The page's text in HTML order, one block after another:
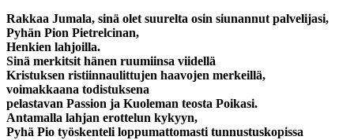
Rakkaa Jumala, sinä olet suurelta osin siunannut palvelijasi,
Pyhän Pion Pietrelcinan,
Henkien lahjoilla.
Sinä merkitsit hänen ruumiinsa viidellä
Kristuksen ristiinnaulittujen haavojen merkeillä,
voimakkaana todistuksena
pelastavan Passion ja Kuoleman teosta Poikasi.
Antamalla lahjan erottelun kykyyn,
Pyhä Pio työskenteli loppumattomasti tunnustuskopissa